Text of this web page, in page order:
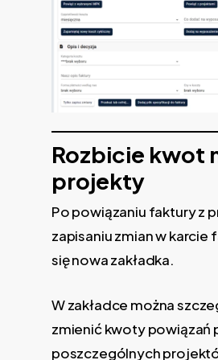
Rozbicie kwot
projekty
Po powiązaniu faktury z
zapisaniu zmian w karcie
się nowa zakładka.
W zakładce można
zmienić kwoty powiązań
poszczególnych